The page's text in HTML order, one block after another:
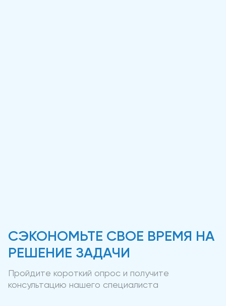
СЭКОНОМЬТЕ СВОЕ ВРЕМЯ НА
РЕШЕНИЕ ЗАДАЧИ
Пройдите короткий опрос и получите
консультацию нашего специалиста